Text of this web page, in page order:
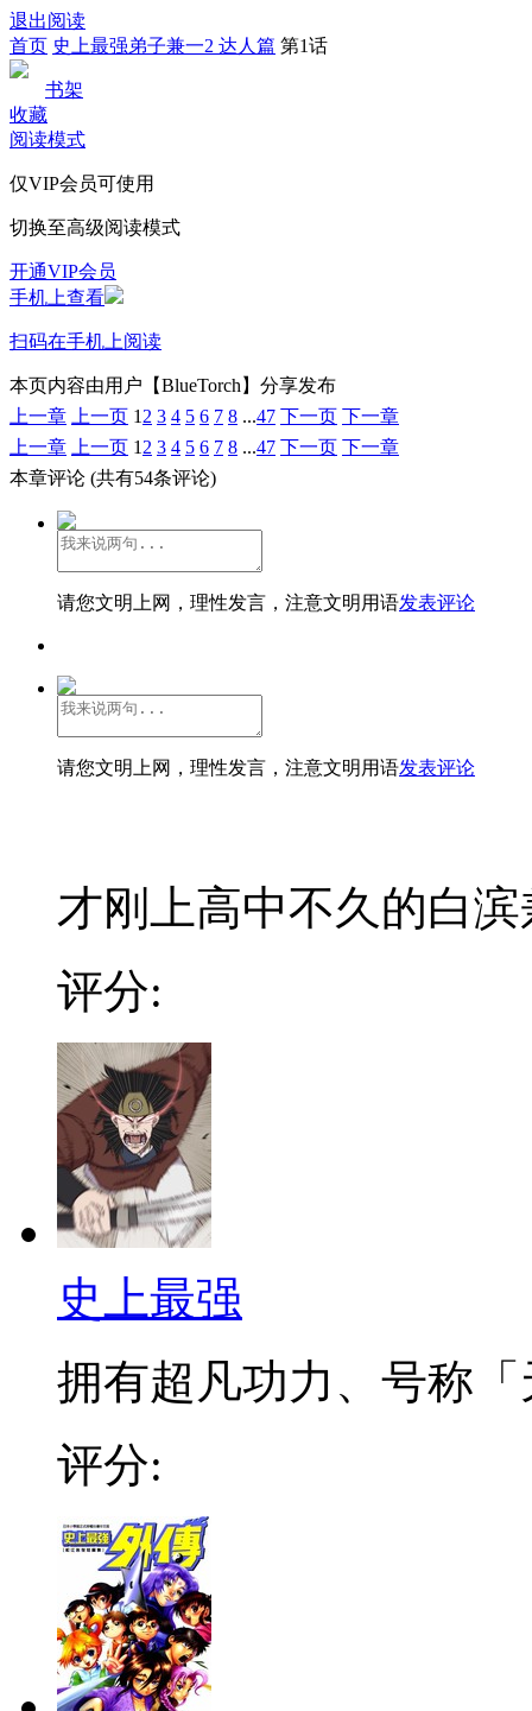
退出阅读
首页 史上最强弟子兼一2 达人篇 第1话
书架
收藏
阅读模式
仅VIP会员可使用
切换至高级阅读模式
开通VIP会员
手机上查看
扫码在手机上阅读
本页内容由用户【BlueTorch】分享发布
上一章
上一页 1 2 3 4 5 6 7 8 ...47 下一页 下一章
上一章
上一页 1 2 3 4 5 6 7 8 ...47 下一页 下一章
本章评论 (共有54条评论)
请您文明上网，理性发言，注意文明用语发表评论
请您文明上网，理性发言，注意文明用语发表评论
才刚上高中不久的白
评分:
史上最强
拥有超凡功力、号称
评分: